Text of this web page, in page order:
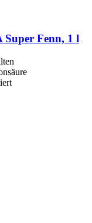
Super Fenn, 1 l